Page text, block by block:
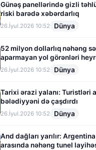
Günəş panellərində gizli
riski barədə xəbərdarlıq
26.İyul.2026 10:52 Dünya
52 milyon dollarlıq nəhəng
aparmayan yol görənləri
26.İyul.2026 10:52 Dünya
Tarixi ərazi yalanı: Turistləri
bələdiyyəni də çaşdırdı
26.İyul.2026 10:52 Dünya
And dağları yarılır:
arasında nəhəng tunel